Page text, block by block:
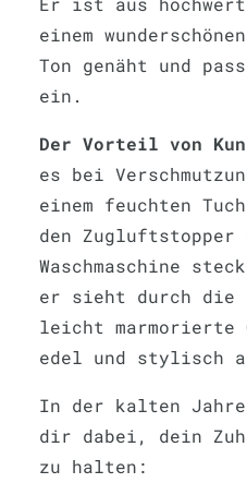
einem
Ton genäht und
ein.
Der Vorteil von
es bei
einem feuchten
den
Waschmaschine
er sieht durch die
leicht marmorierte
edel und stylisch
In der kalten
dir dabei, dein
zu halten: